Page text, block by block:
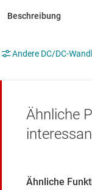
Andere DC/DC-
Ähnliche
Ähnliche